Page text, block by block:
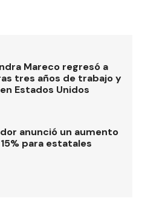
Mareco regresó a
tres años de trabajo y
Estados Unidos
anunció un aumento
para estatales